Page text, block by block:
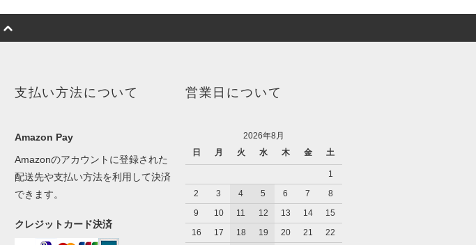
支払い方法について
Amazon Pay
Amazonのアカウントに登録された
配送先や支払い方法を利用して決済
できます。
クレジットカード決済
営業日について
2026年8月
日
月 火 水 木 金 土
1
2
3 4 5 6 7
8
9
10 11 12 13 14
15
16
17 18 19 20 21 22